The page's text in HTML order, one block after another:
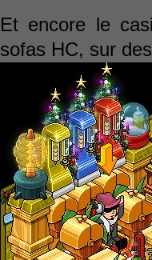
Et encore le
sofas HC, sur